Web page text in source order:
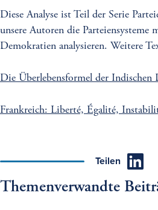
Diese Analyse ist Teil der Serie
unsere Autoren die Parteiensysteme
Demokratien analysieren. Weitere
Die Überlebensformel der Indischen
Frankreich: Liberté, Égalité,
Teilen
Themenverwandte